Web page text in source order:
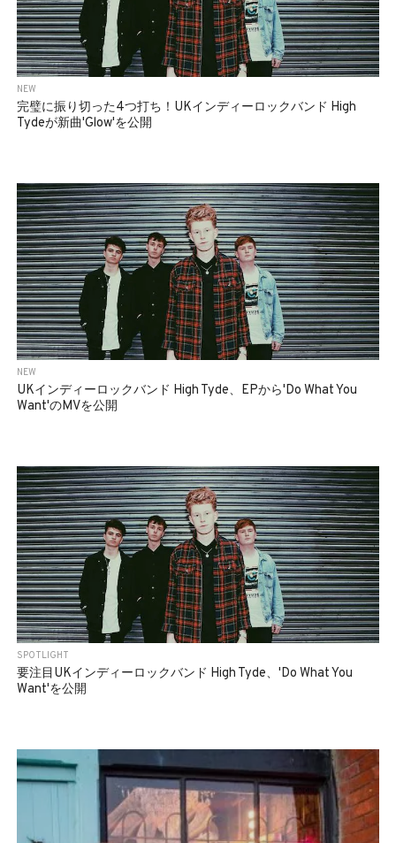
NEW
完璧に振り切った4つ打ち！UKインディーロックバンド High
Tydeが新曲'Glow'を公開
NEW
UKインディーロックバンド High Tyde、EPから'Do What You
Want'のMVを公開
SPOTLIGHT
要注目UKインディーロックバンド High Tyde、'Do What You
Want'を公開